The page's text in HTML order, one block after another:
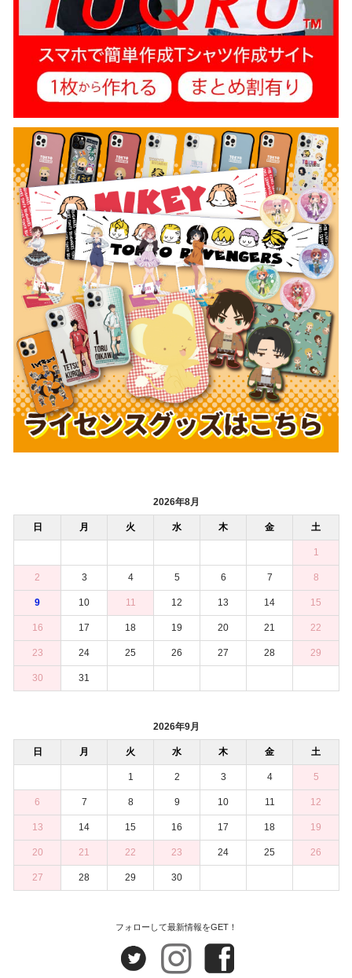
2026年8月
日 月 火 水 木 金 土
1
2 3 4 5 6 7 8
9 10 11 12 13 14 15
16 17 18 19 20 21 22
23 24 25 26 27 28 29
30 31
2026年9月
日 月 火 水 木 金 土
1 2 3 4 5
6 7 8 9 10 11 12
13 14 15 16 17 18 19
20 21 22 23 24 25 26
27 28 29 30
フォローして最新情報をGET！